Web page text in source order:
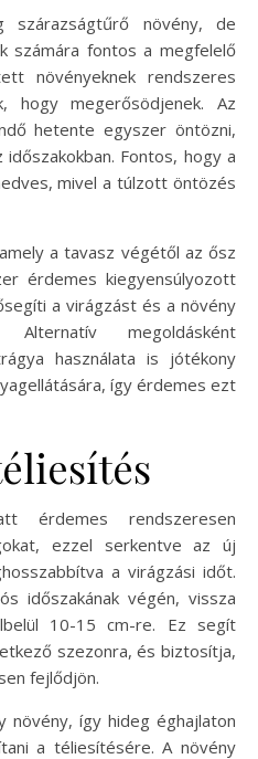
szárazságtűrő növény, de
számára fontos a megfelelő
növényeknek rendszeres
hogy megerősödjenek. Az
hetente egyszer öntözni,
Fontos, hogy a
mivel a túlzott öntözés
a tavasz végétől az ősz
érdemes kiegyensúlyozott
a virágzást és a növény
megoldásként
használata is jótékony
így érdemes ezt
érdemes rendszeresen
ezzel serkentve az új
a virágzási időt.
időszakának végén, vissza
10-15 cm-re. Ez segít
szezonra, és biztosítja,
fejlődjön.
növény, így hideg éghajlaton
a téliesítésére. A növény